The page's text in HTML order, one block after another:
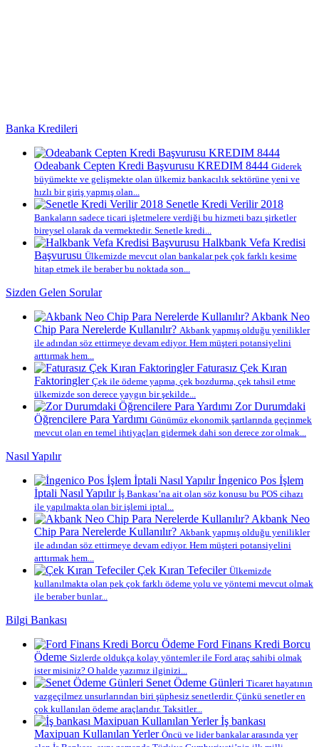
Banka Kredileri
Odeabank Cepten Kredi Başvurusu KREDIM 8444 Giderek
büyümekte ve gelişmekte olan ülkemiz bankacılık sektörüne yeni ve
hızlı bir giriş yapmış olan...
Senetle Kredi Verilir 2018
Bankaların sadece ticari işletmelere verdiği bu hizmeti bazı şirketler
bireysel olarak da vermektedir. Senetle kredi...
Halkbank Vefa Kredisi
Başvurusu Ülkemizde mevcut olan bankalar pek çok farklı kesime
hitap etmek ile beraber bu noktada son...
Sizden Gelen Sorular
Akbank Neo
Chip Para Nerelerde Kullanılır? Akbank yapmış olduğu yenilikler
ile adından söz ettirmeye devam ediyor. Hem müşteri potansiyelini
arttırmak hem...
Faturasız Çek Kıran
Faktoringler Çek ile ödeme yapma, çek bozdurma, çek tahsil etme
ülkemizde son derece yaygın bir şekilde...
Zor Durumdaki
Öğrencilere Para Yardımı Günümüz ekonomik şartlarında geçinmek
mevcut olan en temel ihtiyaçları gidermek dahi son derece zor olmak...
Nasıl Yapılır
İngenico Pos İşlem
İptali Nasıl Yapılır İş Bankası’na ait olan söz konusu bu POS cihazı
ile yapılmakta olan bir işlemi iptal...
Akbank Neo
Chip Para Nerelerde Kullanılır? Akbank yapmış olduğu yenilikler
ile adından söz ettirmeye devam ediyor. Hem müşteri potansiyelini
arttırmak hem...
Çek Kıran Tefeciler Ülkemizde
kullanılmakta olan pek çok farklı ödeme yolu ve yöntemi mevcut olmak
ile beraber bunlar...
Bilgi Bankası
Ford Finans Kredi Borcu
Ödeme Sizlerde oldukça kolay yöntemler ile Ford araç sahibi olmak
ister misiniz? O halde yazımız ilginizi...
Senet Ödeme Günleri Ticaret hayatının
vazgeçilmez unsurlarından biri şüphesiz senetlerdir. Çünkü senetler en
çok kullanılan ödeme araçlarıdır. Taksitler...
İş bankası
Maxipuan Kullanılan Yerler Öncü ve lider bankalar arasında yer